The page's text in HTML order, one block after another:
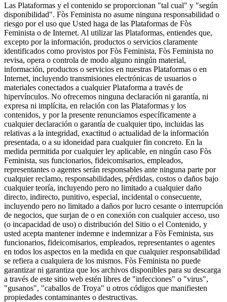
Las Plataformas y el contenido se proporcionan "tal cual" y "según
disponibilidad". Fòs Feminista no asume ninguna responsabilidad o
riesgo por el uso que Usted haga de las Plataformas de Fòs
Feminista o de Internet. Al utilizar las Plataformas, entiendes que,
excepto por la información, productos o servicios claramente
identificados como provistos por Fòs Feminista, Fòs Feminista no
revisa, opera o controla de modo alguno ningún material,
información, productos o servicios en nuestras Plataformas o en
Internet, incluyendo transmisiones electrónicas de usuarios o
materiales conectados a cualquier Plataforma a través de
hipervínculos. No ofrecemos ninguna declaración ni garantía, ni
expresa ni implícita, en relación con las Plataformas y los
contenidos, y por la presente renunciamos específicamente a
cualquier declaración o garantía de cualquier tipo, incluidas las
relativas a la integridad, exactitud o actualidad de la información
presentada, o a su idoneidad para cualquier fin concreto. En la
medida permitida por cualquier ley aplicable, en ningún caso Fòs
Feminista, sus funcionarios, fideicomisarios, empleados,
representantes o agentes serán responsables ante ninguna parte por
cualquier reclamo, responsabilidades, pérdidas, costos o daños bajo
cualquier teoría, incluyendo pero no limitado a cualquier daño
directo, indirecto, punitivo, especial, incidental o consecuente,
incluyendo pero no limitado a daños por lucro cesante o interrupción
de negocios, que surjan de o en conexión con cualquier acceso, uso
(o incapacidad de uso) o distribución del Sitio o el Contenido, y
usted acepta mantener indemne e indemnizar a Fòs Feminista, sus
funcionarios, fideicomisarios, empleados, representantes o agentes
en todos los aspectos en la medida en que cualquier responsabilidad
se refiera a cualquiera de los mismos. Fòs Feminista no puede
garantizar ni garantiza que los archivos disponibles para su descarga
a través de este sitio web estén libres de "infecciones" o "virus",
"gusanos", "caballos de Troya" u otros códigos que manifiesten
propiedades contaminantes o destructivas.